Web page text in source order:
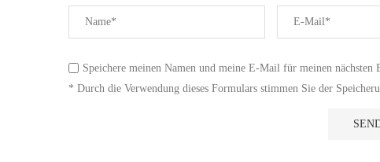
Speichere meinen Namen und meine E-Mail für meinen nächsten
* Durch die Verwendung dieses Formulars stimmen Sie der